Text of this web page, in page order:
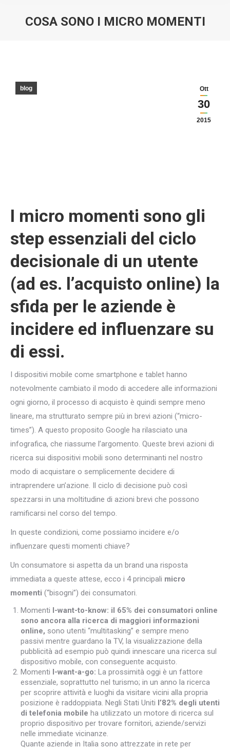
COSA SONO I MICRO MOMENTI
Ott
30
2015
blog
I micro momenti sono gli
step essenziali del ciclo
decisionale di un utente
(ad es. l’acquisto online) la
sfida per le aziende è
incidere ed influenzare su
di essi.
I dispositivi mobile come smartphone e tablet hanno
notevolmente cambiato il modo di accedere alle informazioni
ogni giorno, il processo di acquisto è quindi sempre meno
lineare, ma strutturato sempre più in brevi azioni (“micro-
times”). A questo proposito Google ha rilasciato una
infografica, che riassume l’argomento. Queste brevi azioni di
ricerca sui dispositivi mobili sono determinanti nel nostro
modo di acquistare o semplicemente decidere di
intraprendere un’azione. Il ciclo di decisione può così
spezzarsi in una moltitudine di azioni brevi che possono
ramificarsi nel corso del tempo.
In queste condizioni, come possiamo incidere e/o
influenzare questi momenti chiave?
Un consumatore si aspetta da un brand una risposta
immediata a queste attese, ecco i 4 principali micro
momenti (“bisogni”) dei consumatori.
Momenti I-want-to-know: il 65% dei consumatori online
sono ancora alla ricerca di maggiori informazioni
online, sono utenti “multitasking” e sempre meno
passivi mentre guardano la TV, la visualizzazione della
pubblicità ad esempio può quindi innescare una ricerca sul
dispositivo mobile, con conseguente acquisto.
Momenti I-want-a-go: La prossimità oggi è un fattore
essenziale, soprattutto nel turismo; in un anno la ricerca
per scoprire attività e luoghi da visitare vicini alla propria
posizione è raddoppiata. Negli Stati Uniti l’82% degli utenti
di telefonia mobile ha utilizzato un motore di ricerca sul
proprio dispositivo per trovare fornitori, aziende/servizi
nelle immediate vicinanze.
Quante aziende in Italia sono attrezzate in rete per